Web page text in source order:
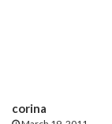
corina